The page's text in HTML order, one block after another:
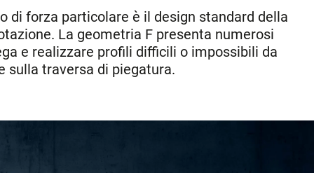
di forza particolare è il design standard della
La geometria F presenta numerosi
e realizzare profili difficili o impossibili da
sulla traversa di piegatura.